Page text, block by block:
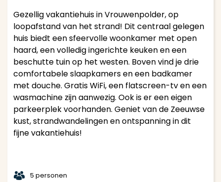
Gezellig vakantiehuis in Vrouwenpolder, op
loopafstand van het strand! Dit centraal gelegen
huis biedt een sfeervolle woonkamer met open
haard, een volledig ingerichte keuken en een
beschutte tuin op het westen. Boven vind je drie
comfortabele slaapkamers en een badkamer
met douche. Gratis WiFi, een flatscreen-tv en een
wasmachine zijn aanwezig. Ook is er een eigen
parkeerplek voorhanden. Geniet van de Zeeuwse
kust, strandwandelingen en ontspanning in dit
fijne vakantiehuis!
t 5 personen